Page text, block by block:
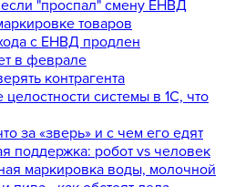
если "проспал" смену ЕНВД
товаров
с ЕНВД продлен
в феврале
контрагента
системы в 1С, что
за «зверь» и с чем его едят
поддержка: робот vs человек
маркировка воды, молочной